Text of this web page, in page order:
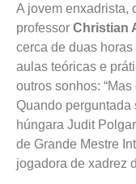
A jovem enxadrista,
professor Christian
cerca de duas
aulas teóricas e
outros sonhos:
Quando perguntada
húngara Judit
de Grande Mestre
jogadora de xadrez